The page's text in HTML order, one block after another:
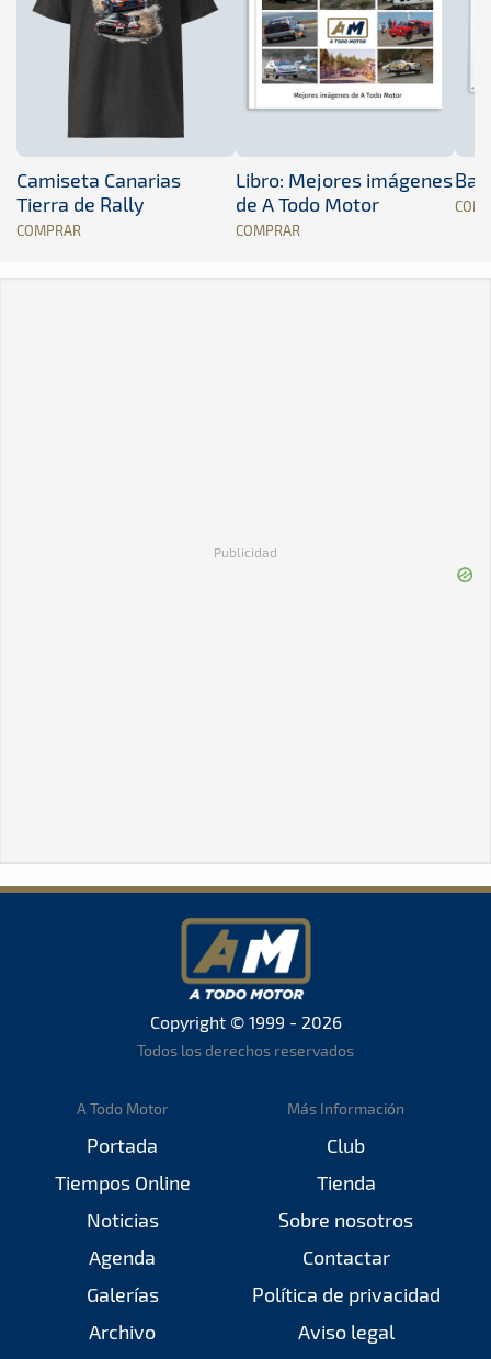
Camiseta Canarias
Tierra de Rally
COMPRAR
Libro: Mejores imágenes
de A Todo Motor
COMPRAR
Publicidad
Copyright © 1999 - 2026
Todos los derechos reservados
A Todo Motor
Portada
Tiempos Online
Noticias
Agenda
Galerías
Archivo
Más Información
Club
Tienda
Sobre nosotros
Contactar
Política de privacidad
Aviso legal